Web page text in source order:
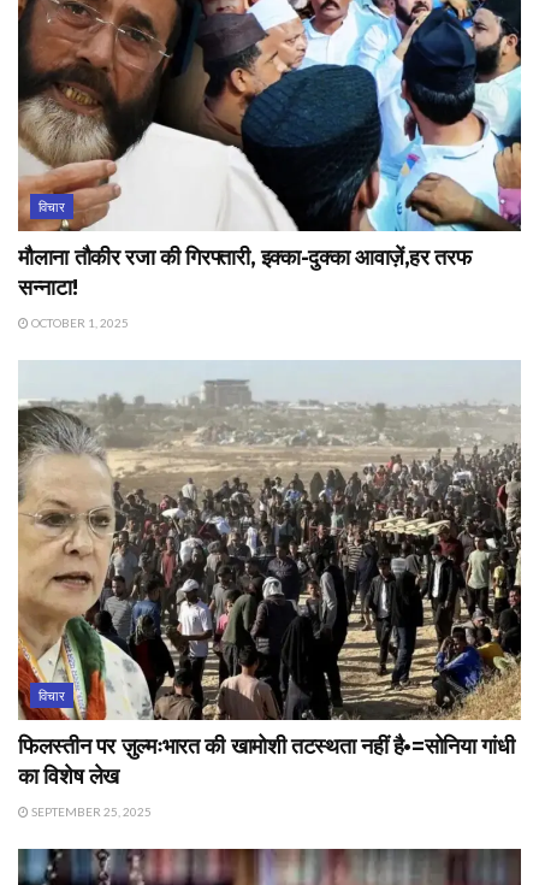
विचार
मौलाना तौकीर रजा की गिरफ्तारी, इक्का-दुक्का आवाज़ें,हर तरफ
सन्नाटा!
OCTOBER 1, 2025
विचार
फिलस्तीन पर ज़ुल्मःभारत की खामोशी तटस्थता नहीं है•=सोनिया गांधी
का विशेष लेख
SEPTEMBER 25, 2025